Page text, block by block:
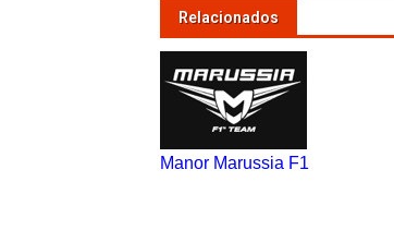
Relacionados
Manor Marussia F1